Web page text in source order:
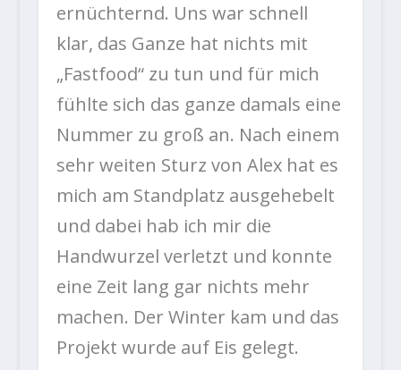
ernüchternd. Uns war schnell
klar, das Ganze hat nichts mit
„Fastfood“ zu tun und für mich
fühlte sich das ganze damals eine
Nummer zu groß an. Nach einem
sehr weiten Sturz von Alex hat es
mich am Standplatz ausgehebelt
und dabei hab ich mir die
Handwurzel verletzt und konnte
eine Zeit lang gar nichts mehr
machen. Der Winter kam und das
Projekt wurde auf Eis gelegt.